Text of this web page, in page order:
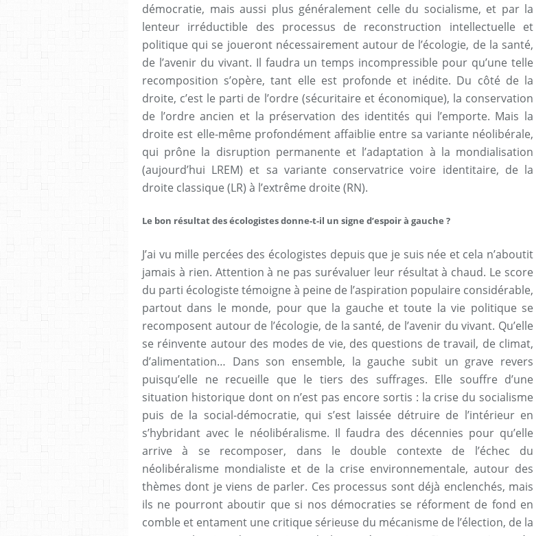
démocratie, mais aussi plus généralement celle du socialisme, et par la
lenteur irréductible des processus de reconstruction intellectuelle et
politique qui se joueront nécessairement autour de l’écologie, de la santé,
de l’avenir du vivant. Il faudra un temps incompressible pour qu’une telle
recomposition s’opère, tant elle est profonde et inédite. Du côté de la
droite, c’est le parti de l’ordre (sécuritaire et économique), la conservation
de l’ordre ancien et la préservation des identités qui l’emporte. Mais la
droite est elle-même profondément affaiblie entre sa variante néolibérale,
qui prône la disruption permanente et l’adaptation à la mondialisation
(aujourd’hui LREM) et sa variante conservatrice voire identitaire, de la
droite classique (LR) à l’extrême droite (RN).
Le bon résultat des écologistes donne-t-il un signe d’espoir à gauche ?
J’ai vu mille percées des écologistes depuis que je suis née et cela n’aboutit
jamais à rien. Attention à ne pas surévaluer leur résultat à chaud. Le score
du parti écologiste témoigne à peine de l’aspiration populaire considérable,
partout dans le monde, pour que la gauche et toute la vie politique se
recomposent autour de l’écologie, de la santé, de l’avenir du vivant. Qu’elle
se réinvente autour des modes de vie, des questions de travail, de climat,
d’alimentation… Dans son ensemble, la gauche subit un grave revers
puisqu’elle ne recueille que le tiers des suffrages. Elle souffre d’une
situation historique dont on n’est pas encore sortis : la crise du socialisme
puis de la social-démocratie, qui s’est laissée détruire de l’intérieur en
s’hybridant avec le néolibéralisme. Il faudra des décennies pour qu’elle
arrive à se recomposer, dans le double contexte de l’échec du
néolibéralisme mondialiste et de la crise environnementale, autour des
thèmes dont je viens de parler. Ces processus sont déjà enclenchés, mais
ils ne pourront aboutir que si nos démocraties se réforment de fond en
comble et entament une critique sérieuse du mécanisme de l’élection, de la